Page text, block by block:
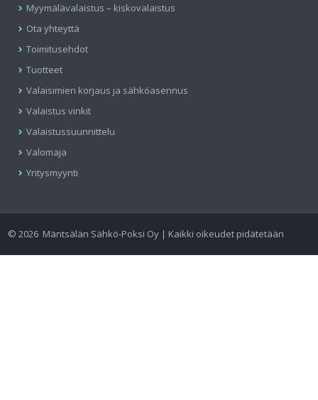
Myymälävalaistus – kiskovalaistus
Ota yhteyttä
Toimitusehdot
Tuotteet
Valaisimien korjaus ja sähköasennus
Valaistus vinkit
Valaistussuunnittelu
Valomaja
Yritysmyynti
©2026 Mäntsälän Sähkö-Poksi Oy | Kaikki oikeudet pidätetään